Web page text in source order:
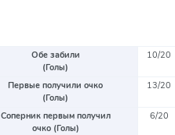
Обе забили
(Голы)
10/20
Первые получили очко
(Голы)
13/20
Соперник первым получил
очко (Голы)
6/20